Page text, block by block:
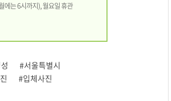
에는 6시까지), 월요일 휴관
#서울특별시
#입체사진